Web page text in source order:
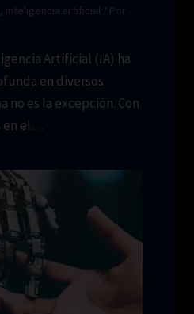
, inteligencia artificial / Por
Artificial (IA) ha
en diversos
no es la excepción. Con
en el…